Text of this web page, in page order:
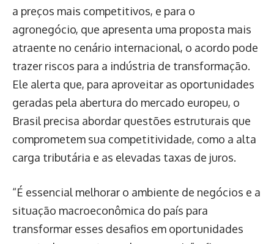
a preços mais competitivos, e para o
agronegócio, que apresenta uma proposta mais
atraente no cenário internacional, o acordo pode
trazer riscos para a indústria de transformação.
Ele alerta que, para aproveitar as oportunidades
geradas pela abertura do mercado europeu, o
Brasil precisa abordar questões estruturais que
comprometem sua competitividade, como a alta
carga tributária e as elevadas taxas de juros.
“É essencial melhorar o ambiente de negócios e a
situação macroeconômica do país para
transformar esses desafios em oportunidades